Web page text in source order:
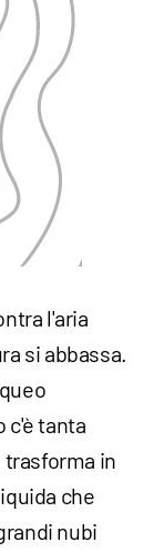
l'aria
si abbassa.
c'è tanta
in
che
nubi